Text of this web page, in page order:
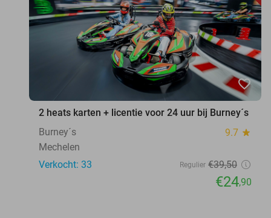
favorite_border
2 heats karten + licentie voor 24 uur bij Burney´s
Burney´s
9.7 star
Mechelen
Verkocht: 33
Regulier €39,50
€24,90